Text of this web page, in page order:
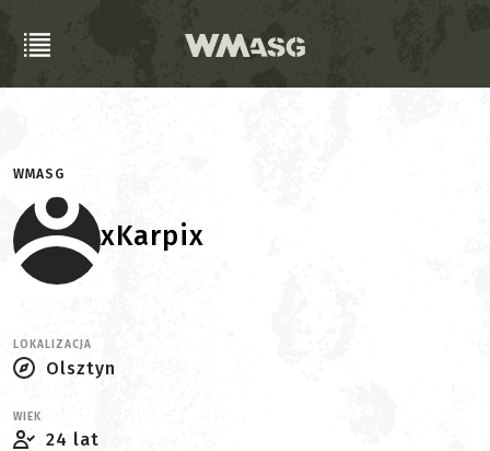
WMASG
xKarpix
LOKALIZACJA
Olsztyn
WIEK
24 lat